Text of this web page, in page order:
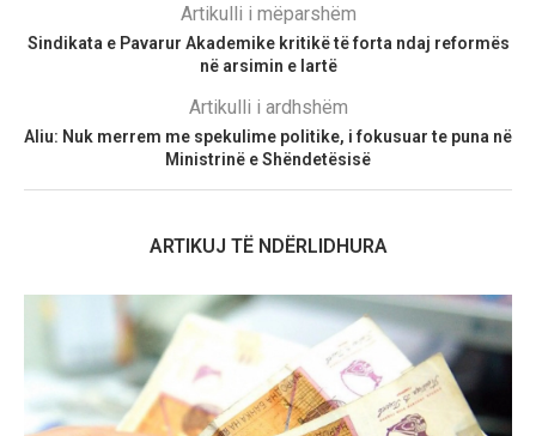
Artikulli i mëparshëm
Sindikata e Pavarur Akademike kritikë të forta ndaj reformës
në arsimin e lartë
Artikulli i ardhshëm
Aliu: Nuk merrem me spekulime politike, i fokusuar te puna në
Ministrinë e Shëndetësisë
ARTIKUJ TË NDËRLIDHURA